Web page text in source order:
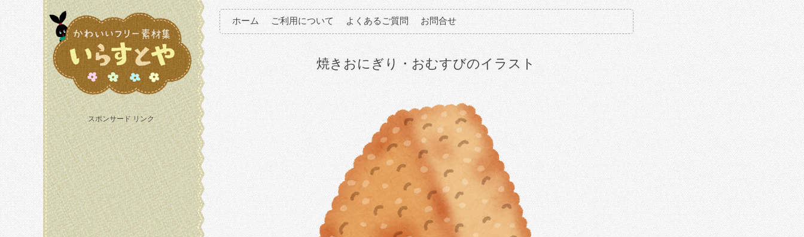
スポンサード リンク
ホーム ご利用について よくあるご質問 お問合せ
焼きおにぎり・おむすびのイラスト